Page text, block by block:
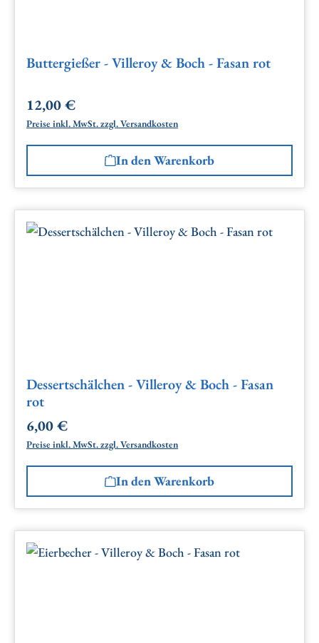
Buttergießer - Villeroy & Boch - Fasan rot
Regulärer Preis:
12,00 €
Preise inkl. MwSt. zzgl. Versandkosten
In den Warenkorb
Dessertschälchen - Villeroy & Boch - Fasan
rot
Regulärer Preis:
6,00 €
Preise inkl. MwSt. zzgl. Versandkosten
In den Warenkorb